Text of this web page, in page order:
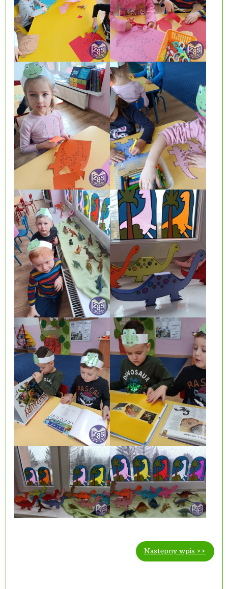
Następny wpis >>